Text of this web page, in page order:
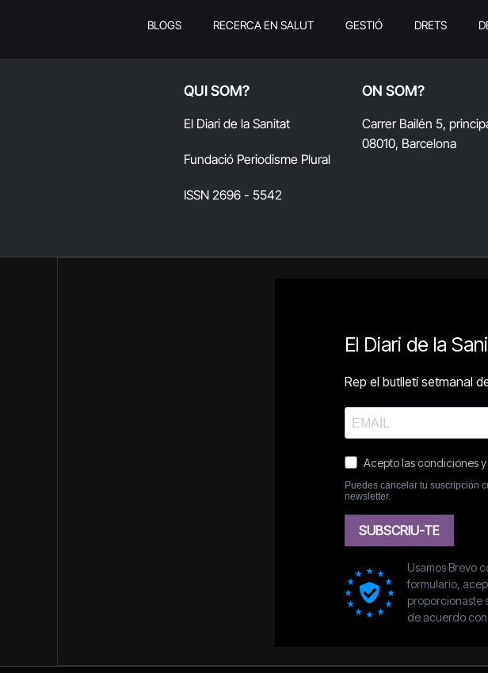
BLOGS RECERCA EN SALUT GESTIÓ DRETS
QUI SOM?
El Diari de la Sanitat
Fundació Periodisme Plural
ISSN 2696 - 5542
ON SOM?
Carrer Bailén 5,
08010, Barcelona